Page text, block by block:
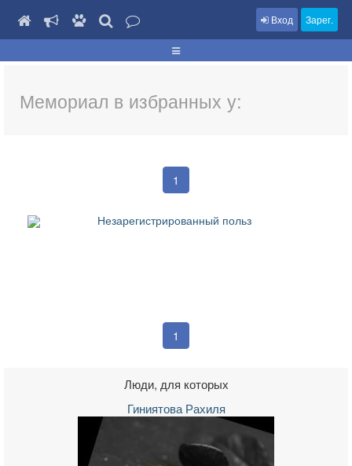
Вход Зарег.
Мемориал в избранных у:
1
Незарегистрированный польз
1
Люди, для которых
Гиниятова Рахиля